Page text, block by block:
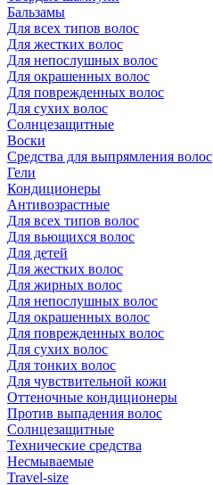
Бальзамы
Для всех типов волос
Для жестких волос
Для непослушных волос
Для окрашенных волос
Для поврежденных волос
Для сухих волос
Солнцезащитные
Воски
Средства для выпрямления волос
Гели
Кондиционеры
Антивозрастные
Для всех типов волос
Для вьющихся волос
Для детей
Для жестких волос
Для жирных волос
Для непослушных волос
Для окрашенных волос
Для поврежденных волос
Для сухих волос
Для тонких волос
Для чувствительной кожи
Оттеночные кондиционеры
Против выпадения волос
Солнцезащитные
Технические средства
Несмываемые
Travel-size